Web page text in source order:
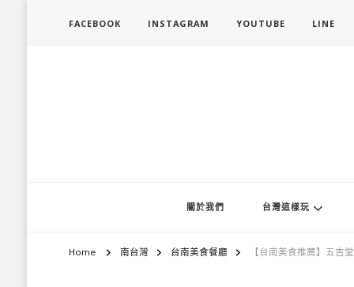
FACEBOOK INSTAGRAM YOUTUBE LINE
關於我們 台灣這樣玩
Home 南台灣 台南美食餐廳 【台南美食推薦】五吉